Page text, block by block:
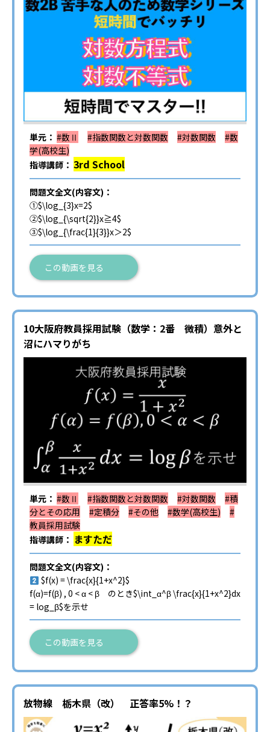
単元： #数Ⅱ #指数関数と対数関数 #対数関数
#数
学(高校生)
指導講師： 3rd School
問題文全文(内容文)：
①$\log_{3}x=2$
②$\log_{\sqrt{2}}x≧4$
③$\log_{\frac{1}{3}}x＞2$
この動画を見る
10大阪府教員採用試験（数学：2番 微積）意外と
沼にハマりがち
単元： #数Ⅱ #指数関数と対数関数 #対数関数
#積
分とその応用
#定積分 #その他 #数学(高校生)
#
教員採用試験
指導講師： ますただ
問題文全文(内容文)：
$f(x) = \frac{x}{1+x^2}$
f(α)=f(β) , 0 < α < β のとき$\int_α^β \frac{x}{1+x^2}dx
= log_β$を示せ
この動画を見る
放物線 栃木県（改） 正答率5%！？